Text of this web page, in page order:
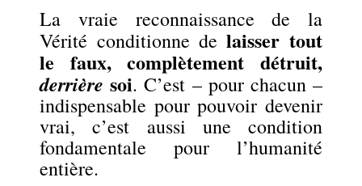
La vraie reconnaissance de la
Vérité conditionne delaisser tout
le faux, complètement détruit,
derrière soi. C’est – pour chacun –
indispensable pour pouvoir devenir
vrai, c’est aussi une condition
fondamentale pour l’humanité
entière.